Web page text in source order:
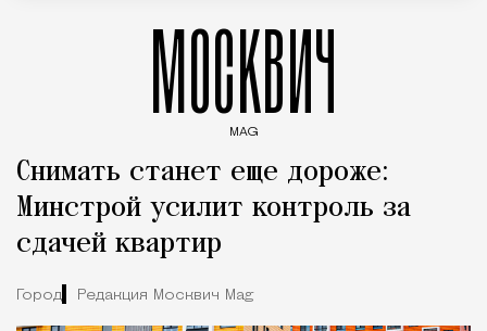
МОСКВИЧ
MAG
Снимать станет еще дороже:
Минстрой усилит контроль за
сдачей квартир
Город Редакция Москвич Mag